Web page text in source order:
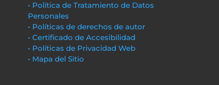
• Política de Tratamiento de Datos
Personales
• Políticas de derechos de autor
• Certificado de Accesibilidad
• Políticas de Privacidad Web
• Mapa del Sitio